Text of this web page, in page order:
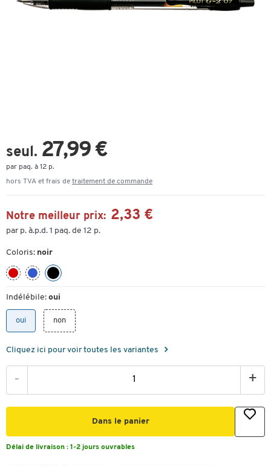
seul. 27,99 €
par paq. à 12 p.
hors TVA et frais de traitement de commande
Notre meilleur prix: 2,33 €
par p. à.p.d. 1 paq. de 12 p.
Coloris: noir
Indélébile: oui
oui non
Cliquez ici pour voir toutes les variantes
- +
Dans le panier
Délai de livraison : 1-2 jours ouvrables